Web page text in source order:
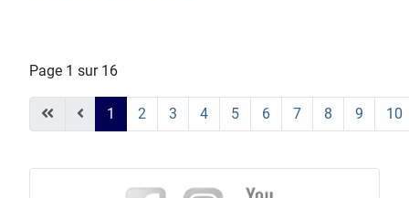
Page 1 sur 16
1 2 3 4 5 6 7 8 9 10